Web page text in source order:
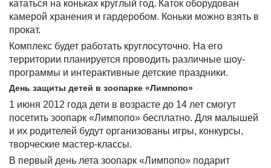
кататься на коньках круглый год. Каток оборудован
камерой хранения и гардеробом. Коньки можно взять в
прокат.
Комплекс будет работать круглосуточно. На его
территории планируется проводить различные шоу-
программы и интерактивные детские праздники.
День защиты детей в зоопарке «Лимпопо»
1 июня 2012 года дети в возрасте до 14 лет смогут
посетить зоопарк «Лимпопо» бесплатно. Для малышей
и их родителей будут организованы игры, конкурсы,
творческие мастер-классы.
В первый день лета зоопарк «Лимпопо» подарит